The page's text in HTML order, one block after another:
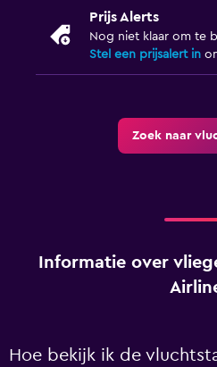
Prijs Alerts
Nog niet klaar om te
Stel een prijsalert in
Zoek naar
Informatie over
Hoe bekijk ik de